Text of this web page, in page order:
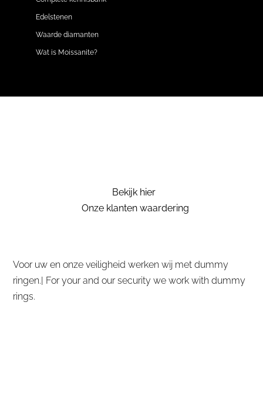
Edelstenen
Waarde diamanten
Wat is Moissanite?
Bekijk hier
Onze klanten waardering
Voor uw en onze veiligheid werken wij met dummy
ringen.| For your and our security we work with dummy
rings.